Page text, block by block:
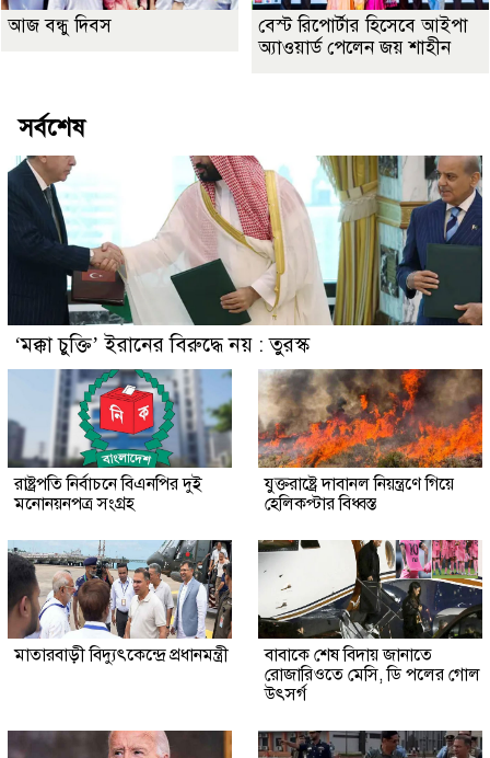
আজ বন্ধু দিবস
বেস্ট রিপোর্টার হিসেবে আইপা
অ্যাওয়ার্ড পেলেন জয় শাহীন
সর্বশেষ
‘মক্কা চুক্তি’ ইরানের বিরুদ্ধে নয় : তুরস্ক
রাষ্ট্রপতি নির্বাচনে বিএনপির দুই
মনোনয়নপত্র সংগ্রহ
যুক্তরাষ্ট্রে দাবানল নিয়ন্ত্রণে গিয়ে
হেলিকপ্টার বিধ্বস্ত
মাতারবাড়ী বিদ্যুৎকেন্দ্রে প্রধানমন্ত্রী
বাবাকে শেষ বিদায় জানাতে
রোজারিওতে মেসি, ডি পলের গোল
উৎসর্গ